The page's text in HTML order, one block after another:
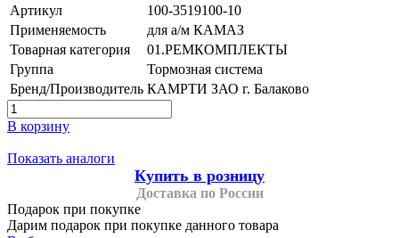
Артикул
100-3519100-10
Применяемость
для а/м КАМАЗ
Товарная категория
01.РЕМКОМПЛЕКТЫ
Группа
Тормозная система
Бренд/Производитель КАМРТИ ЗАО г. Балаково
В корзину
Показать аналоги
Купить в розницу
Доставка по России
Подарок при покупке
Дарим подарок при покупке данного товара